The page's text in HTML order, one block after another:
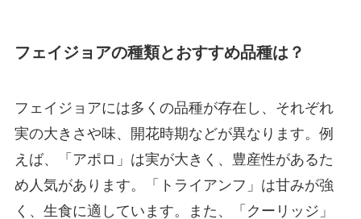
フェイジョアの種類とおすすめ品種は？
フェイジョアには多くの品種が存在し、それぞれ
実の大きさや味、開花時期などが異なります。例
えば、「アポロ」は実が大きく、豊産性があるた
め人気があります。「トライアンフ」は甘みが強
く、生食に適しています。また、「クーリッジ」